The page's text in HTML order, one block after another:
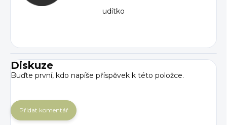
udítko
Diskuze
Buďte první, kdo napíše příspěvek k této položce.
Přidat komentář